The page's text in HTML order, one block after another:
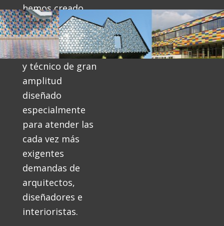
hemos creado
para ti nuestra
Área Contract,
un espacio único
y técnico de gran
amplitud
diseñado
especialmente
para atender las
cada vez más
exigentes
demandas de
arquitectos,
diseñadores e
interioristas.